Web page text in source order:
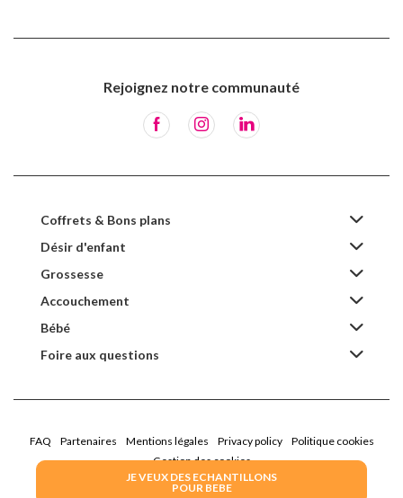
JE VEUX DES ECHANTILLONS
POUR BEBE
Rejoignez notre communauté
Coffrets & Bons plans
Désir d'enfant
Grossesse
Accouchement
Bébé
Foire aux questions
FAQ Partenaires Mentions légales Privacy policy
Politique cookies
Gestion des cookies